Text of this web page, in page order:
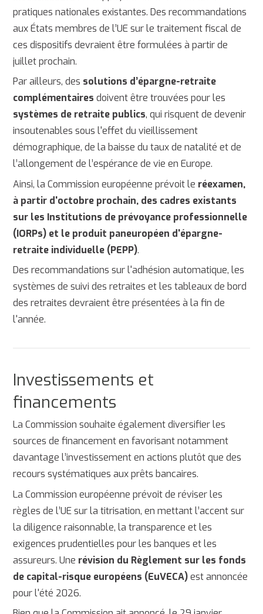
pratiques nationales existantes. Des recommandations
aux États membres de l’UE sur le traitement fiscal de
ces dispositifs devraient être formulées à partir de
juillet prochain.
Par ailleurs, des solutions d’épargne-retraite
complémentaires doivent être trouvées pour les
systèmes de retraite publics, qui risquent de devenir
insoutenables sous l'effet du vieillissement
démographique, de la baisse du taux de natalité et de
l’allongement de l’espérance de vie en Europe.
Ainsi, la Commission européenne prévoit le réexamen,
à partir d'octobre prochain, des cadres existants
sur les Institutions de prévoyance professionnelle
(IORPs) et le produit paneuropéen d'épargne-
retraite individuelle (PEPP).
Des recommandations sur l'adhésion automatique, les
systèmes de suivi des retraites et les tableaux de bord
des retraites devraient être présentées à la fin de
l'année.
Investissements et
financements
La Commission souhaite également diversifier les
sources de financement en favorisant notamment
davantage l’investissement en actions plutôt que des
recours systématiques aux prêts bancaires.
La Commission européenne prévoit de réviser les
règles de l’UE sur la titrisation, en mettant l’accent sur
la diligence raisonnable, la transparence et les
exigences prudentielles pour les banques et les
assureurs. Une révision du Règlement sur les fonds
de capital-risque européens (EuVECA)est annoncée
pour l'été 2026.